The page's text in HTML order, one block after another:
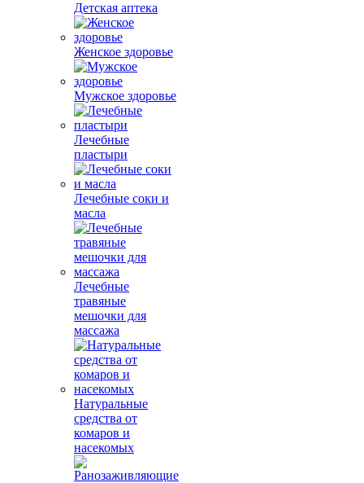
Детская аптека
Женское здоровье
Мужское здоровье
Лечебные
пластыри
Лечебные соки и
масла
Лечебные
травяные
мешочки для
массажа
Натуральные
средства от
комаров и
насекомых